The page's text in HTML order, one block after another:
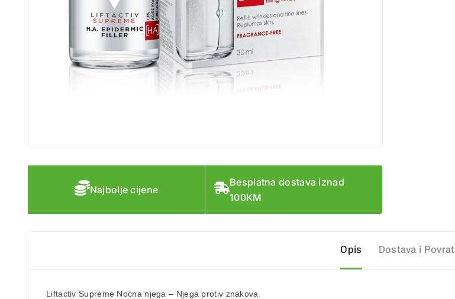
Najbolje cijene
Besplatna dostava iznad
100KM
Opis Dostava i Povrat
Liftactiv Supreme Noćna njega – Njega protiv znakova